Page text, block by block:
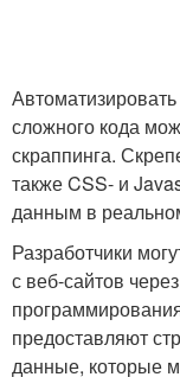
сложного кода
скраппинга.
также CSS- и
данным в
Разработчики
с веб-сайтов
предоставляют
данные, которые